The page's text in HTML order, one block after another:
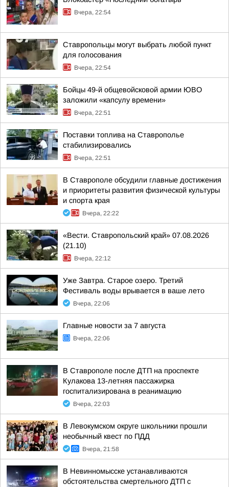
Вчера, 22:54
Ставропольцы могут выбрать любой пункт
для голосования
Вчера, 22:54
Бойцы 49-й общевойсковой армии ЮВО
заложили «капсулу времени»
Вчера, 22:51
Поставки топлива на Ставрополье
стабилизировались
Вчера, 22:51
В Ставрополе обсудили главные достижения
и приоритеты развития физической культуры
и спорта края
Вчера, 22:22
«Вести. Ставропольский край» 07.08.2026
(21.10)
Вчера, 22:12
Уже Завтра. Старое озеро. Третий
Фестиваль воды врывается в ваше лето
Вчера, 22:06
Главные новости за 7 августа
Вчера, 22:06
В Ставрополе после ДТП на проспекте
Кулакова 13-летняя пассажирка
госпитализирована в реанимацию
Вчера, 22:03
В Левокумском округе школьники прошли
необычный квест по ПДД
Вчера, 21:58
В Невинномысске устанавливаются
обстоятельства смертельного ДТП с